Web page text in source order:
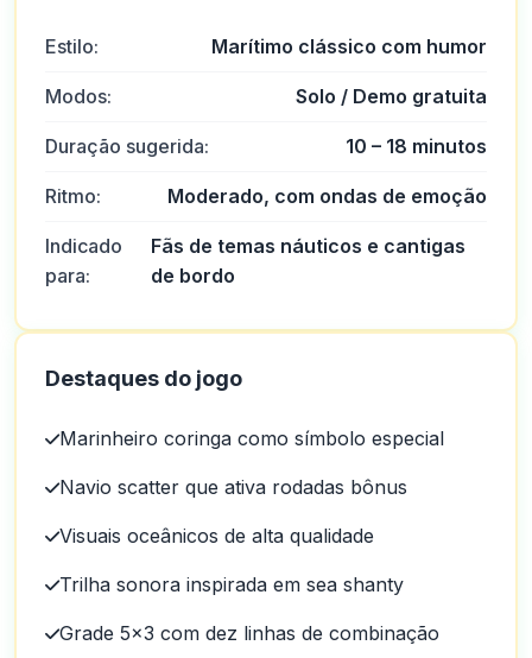
Estilo: Marítimo clássico com humor
Modos: Solo / Demo gratuita
Duração sugerida: 10 – 18 minutos
Ritmo: Moderado, com ondas de emoção
Indicado
para:
Fãs de temas náuticos e cantigas
de bordo
Destaques do jogo
Marinheiro coringa como símbolo especial
Navio scatter que ativa rodadas bônus
Visuais oceânicos de alta qualidade
Trilha sonora inspirada em sea shanty
Grade 5×3 com dez linhas de combinação